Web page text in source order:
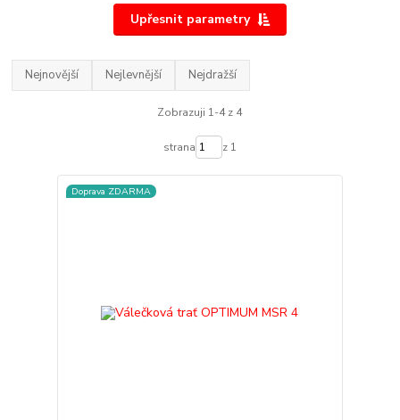
Upřesnit parametry
Nejnovější Nejlevnější Nejdražší
Zobrazuji 1-4 z 4
strana z 1
Doprava ZDARMA